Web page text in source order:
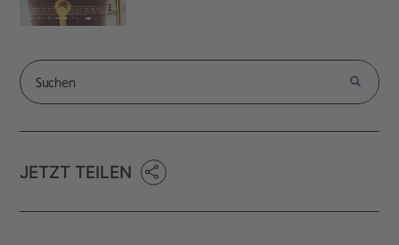
JETZT TEILEN